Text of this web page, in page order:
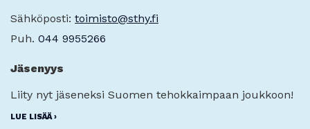
Sähköposti: toimisto@sthy.fi
Puh. 044 9955266
Jäsenyys
Liity nyt jäseneksi Suomen tehokkaimpaan joukkoon!
LUE LISÄÄ ›